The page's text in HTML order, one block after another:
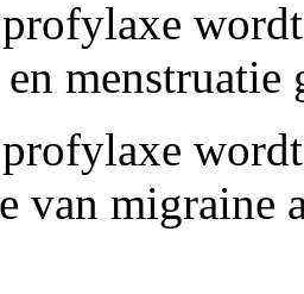
menstruatie
van migraine